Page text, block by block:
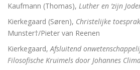
Kaufmann (Thomas), Luther en ‘zijn
Kierkegaard (Søren), Christelijke
Munster†/Pieter van Reenen
Kierkegaard, Afsluitend
Filosofische Kruimels door Johannes